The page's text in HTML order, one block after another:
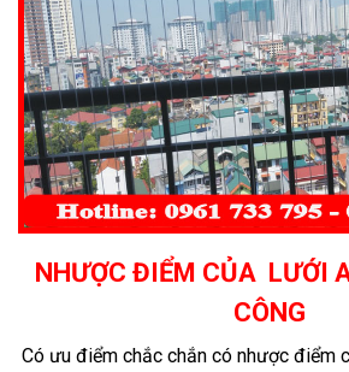
NHƯỢC ĐIỂM CỦA LƯỚI
CÔNG
Có ưu điểm chắc chắn có nhược điểm